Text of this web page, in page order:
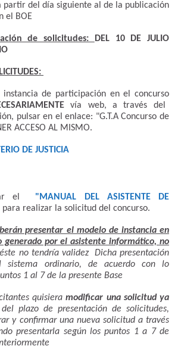
partir del día siguiente al de la publicación
el BOE
de solicitudes: DEL 10 DE JULIO
de participación en el concurso
vía web, a través del
pulsar en el enlace: "G.T.A Concurso de
ACCESO AL MISMO.
DE JUSTICIA
el "MANUAL DEL ASISTENTE DE
para realizar la solicitud del concurso.
presentar el modelo de instancia en
generado por el asistente informático, no
no tendría validez Dicha presentación
sistema ordinario, de acuerdo con lo
1 al 7 de la presente Base
quisieramodificar una solicitud ya
plazo de presentación de solicitudes,
y confirmar una nueva solicitud a través
presentarla según los puntos 1 a 7 de